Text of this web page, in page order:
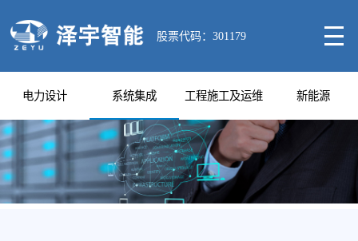
股票代码：301179
电力设计 系统集成 工程施工及运维 新能源